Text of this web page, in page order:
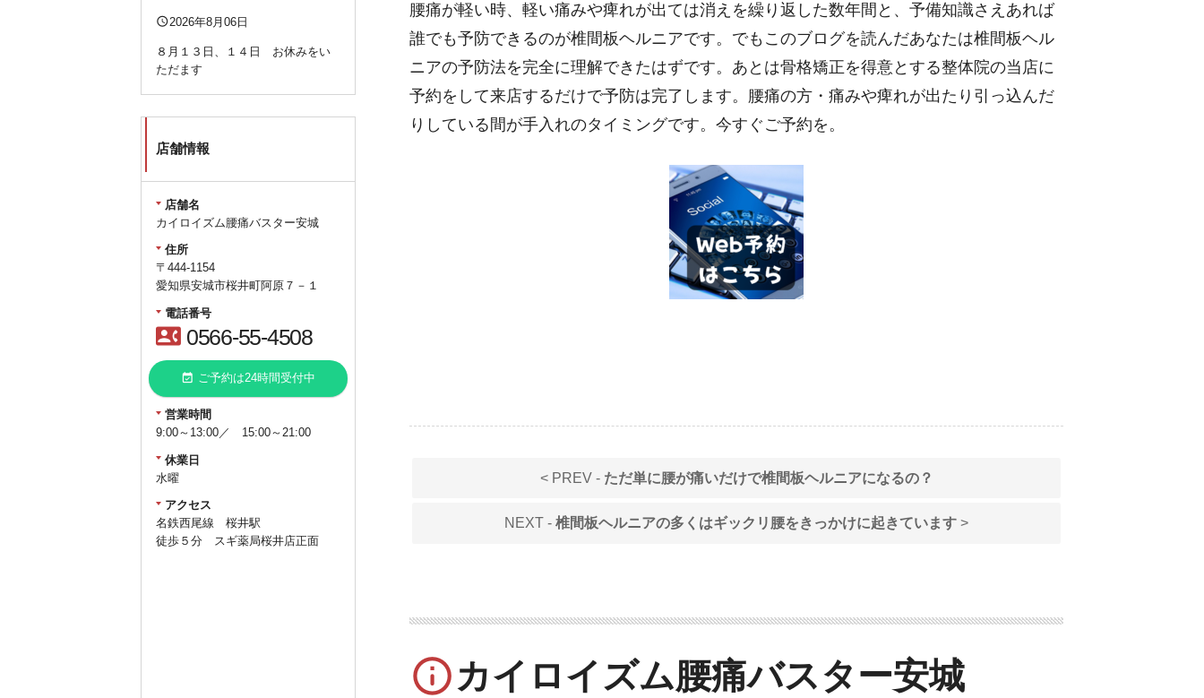
腰痛が軽い時、軽い痛みや痺れが出ては消えを繰り返した数年間と、予備知識さえあれば
誰でも予防できるのが椎間板ヘルニアです。でもこのブログを読んだあなたは椎間板ヘル
ニアの予防法を完全に理解できたはずです。あとは骨格矯正を得意とする整体院の当店に
予約をして来店するだけで予防は完了します。腰痛の方・痛みや痺れが出たり引っ込んだ
りしている間が手入れのタイミングです。今すぐご予約を。
< PREV - ただ単に腰が痛いだけで椎間板ヘルニアになるの？
NEXT - 椎間板ヘルニアの多くはギックリ腰をきっかけに起きています >
info_outline カイロイズム腰痛バスター安城
query_builder2026年8月06日
８月１３日、１４日 お休みをい
ただます
店舗情報
店舗名
カイロイズム腰痛バスター安城
住所
〒444-1154
愛知県安城市桜井町阿原７－１
電話番号
contact_phone 0566-55-4508
event_available ご予約は24時間受付中
営業時間
9:00～13:00／ 15:00～21:00
休業日
水曜
アクセス
名鉄西尾線 桜井駅
徒歩５分 スギ薬局桜井店正面